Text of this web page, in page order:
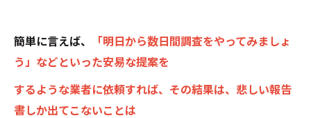
簡単に言えば、
「明日から数日間調査をやってみましょ
う」などといった安易な提案を
するような業者に依頼すれば、その結果は、悲しい報告
書しか出てこないことは